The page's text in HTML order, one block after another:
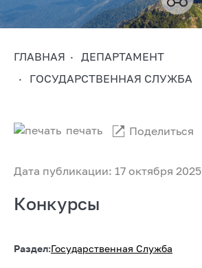
ГЛАВНАЯ
ДЕПАРТАМЕНТ
ГОСУДАРСТВЕННАЯ СЛУЖБА
Дата публикации: 17 октября 2025
печать Поделиться
Конкурсы
Раздел:Государственная Служба